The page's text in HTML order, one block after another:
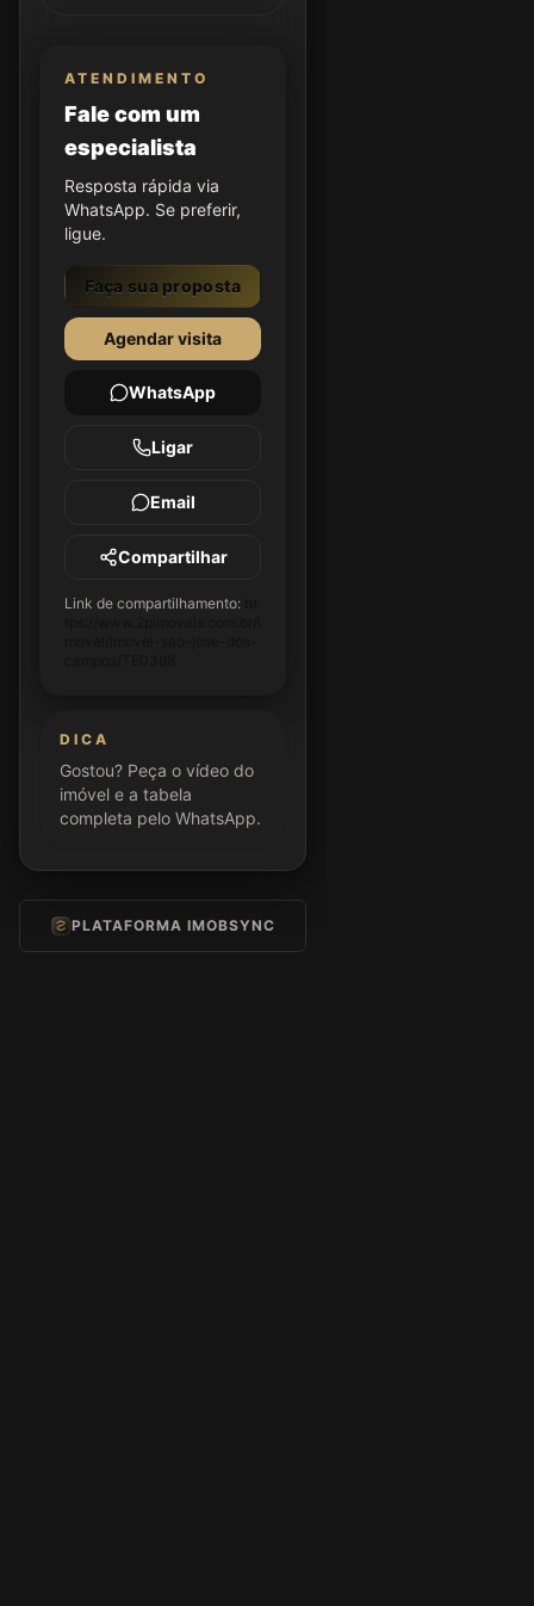
ATENDIMENTO
Fale com um
especialista
Resposta rápida via
WhatsApp. Se preferir,
ligue.
Faça sua proposta
Agendar visita
WhatsApp
Ligar
Email
Compartilhar
Link de compartilhamento:
DICA
Gostou? Peça o vídeo do
imóvel e a tabela
completa pelo WhatsApp.
PLATAFORMA IMOBSYNC